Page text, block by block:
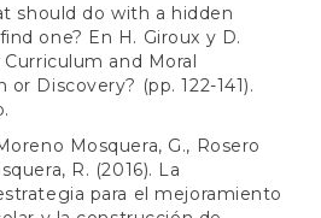
should do with a hidden
one? En H. Giroux y D.
and Moral
Discovery? (pp. 122-141).
Mosquera, G., Rosero
R. (2016). La
para el mejoramiento